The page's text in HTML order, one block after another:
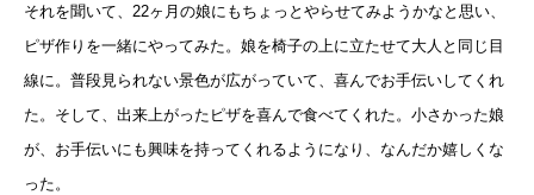
それを聞いて、22ヶ月の娘にもちょっとやらせてみようかなと思い、
ピザ作りを一緒にやってみた。娘を椅子の上に立たせて大人と同じ目
線に。普段見られない景色が広がっていて、喜んでお手伝いしてくれ
た。そして、出来上がったピザを喜んで食べてくれた。小さかった娘
が、お手伝いにも興味を持ってくれるようになり、なんだか嬉しくな
った。